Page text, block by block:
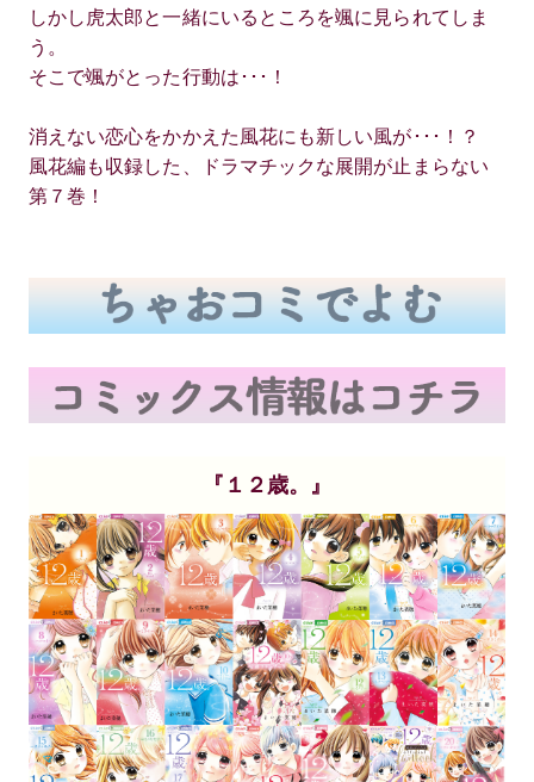
しかし虎太郎と一緒にいるところを颯に見られてしま
う。
そこで颯がとった行動は･･･！
消えない恋心をかかえた風花にも新しい風が･･･！？
風花編も収録した、ドラマチックな展開が止まらない
第７巻！
『１２歳。』